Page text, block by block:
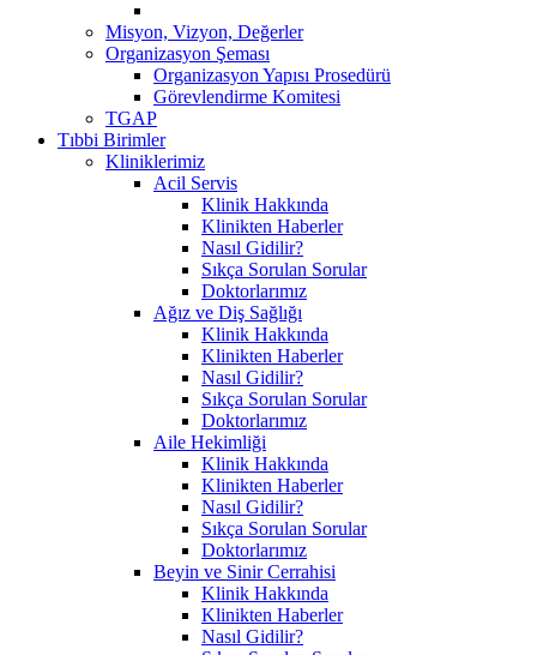
Misyon, Vizyon, Değerler
Organizasyon Şeması
Organizasyon Yapısı Prosedürü
Görevlendirme Komitesi
TGAP
Tıbbi Birimler
Kliniklerimiz
Acil Servis
Klinik Hakkında
Klinikten Haberler
Nasıl Gidilir?
Sıkça Sorulan Sorular
Doktorlarımız
Ağız ve Diş Sağlığı
Klinik Hakkında
Klinikten Haberler
Nasıl Gidilir?
Sıkça Sorulan Sorular
Doktorlarımız
Aile Hekimliği
Klinik Hakkında
Klinikten Haberler
Nasıl Gidilir?
Sıkça Sorulan Sorular
Doktorlarımız
Beyin ve Sinir Cerrahisi
Klinik Hakkında
Klinikten Haberler
Nasıl Gidilir?